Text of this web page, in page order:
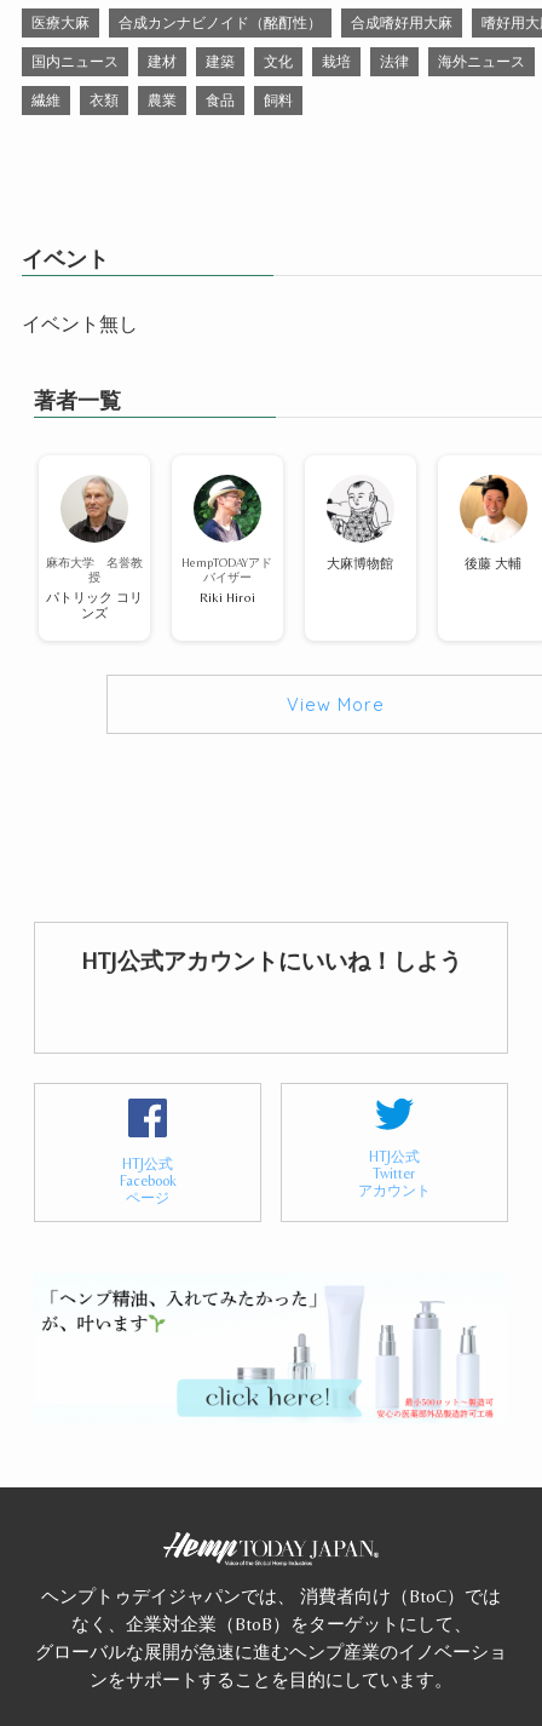
医療大麻 合成カンナビノイド（酩酊性） 合成嗜好用大麻 嗜好用
国内ニュース 建材 建築 文化 栽培 法律 海外ニュース
繊維 衣類 農業 食品 飼料
イベント
イベント無し
著者一覧
麻布大学 名誉教
授
パトリック コリ
ンズ
HempTODAYアド
バイザー
Riki Hiroi
大麻博物館 後藤 大輔
View More
HTJ公式アカウントにいいね！しよう
HTJ公式
Facebook
ページ
HTJ公式
Twitter
アカウント
ヘンプトゥデイジャパンでは、 消費者向け（BtoC）では
なく、企業対企業（BtoB）をターゲットにして、
グローバルな展開が急速に進むヘンプ産業のイノベーショ
ンをサポートすることを目的にしています。